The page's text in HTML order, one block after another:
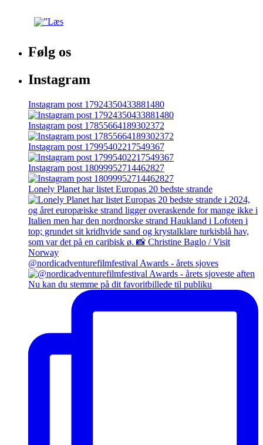
Følg os
Instagram
Instagram post 17924350433881480
Instagram post 17855664189302372
Instagram post 17995402217549367
Instagram post 18099952714462827
Lonely Planet har listet Europas 20 bedste strande
@nordicadventurefilmfestival Awards - årets sjoves
Nu kan du stemme på dit favoritbillede til publiku